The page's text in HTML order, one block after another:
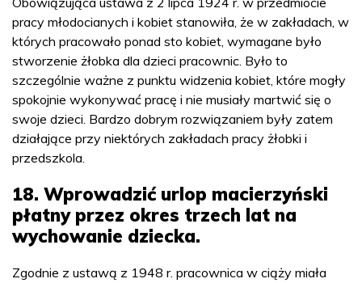
pracy młodocianych i kobiet stanowiła, że w zakładach, w
których pracowało ponad sto kobiet, wymagane było
stworzenie żłobka dla dzieci pracownic. Było to
szczególnie ważne z punktu widzenia kobiet, które mogły
spokojnie wykonywać pracę i nie musiały martwić się o
swoje dzieci. Bardzo dobrym rozwiązaniem były zatem
działające przy niektórych zakładach pracy żłobki i
przedszkola.
18. Wprowadzić urlop macierzyński
płatny przez okres trzech lat na
wychowanie dziecka.
Zgodnie z ustawą z 1948 r. pracownica w ciąży miała